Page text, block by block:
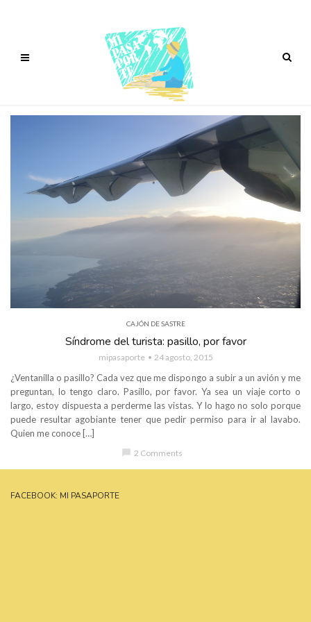
CAJÓN DE SASTRE
Síndrome del turista: pasillo, por favor
mipasaporte 24 agosto, 2015
¿Ventanilla o pasillo? Cada vez que me dispongo a subir a un avión y me
preguntan, lo tengo claro. Pasillo, por favor. Ya sea un viaje corto o
largo, estoy dispuesta a perderme las vistas. Y lo hago no solo porque
puede resultar agobiante tener que pedir permiso para ir al lavabo.
Quien me conoce […]
chat_bubble 2 Comments
FACEBOOK: MI PASAPORTE